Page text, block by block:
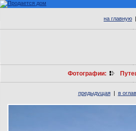
на главную
Фотографии:
предыдущая| в